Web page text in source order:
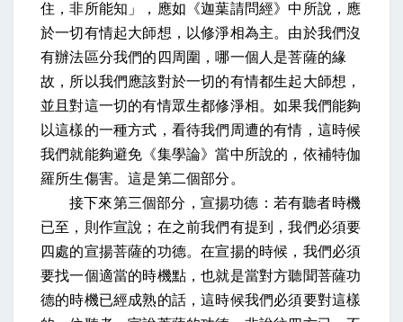
住，非所能知」，應如《迦葉請問經》中所說，應
於一切有情起大師想，以修淨相為主。由於我們沒
有辦法區分我們的四周圍，哪一個人是菩薩的緣
故，所以我們應該對於一切的有情都生起大師想，
並且對這一切的有情眾生都修淨相。如果我們能夠
以這樣的一種方式，看待我們周遭的有情，這時候
我們就能夠避免《集學論》當中所說的，依補特伽
羅所生傷害。這是第二個部分。
接下來第三個部分，宣揚功德：若有聽者時機
已至，則作宣說；在之前我們有提到，我們必須要
四處的宣揚菩薩的功德。在宣揚的時候，我們必須
要找一個適當的時機點，也就是當對方聽聞菩薩功
德的時機已經成熟的話，這時候我們必須要對這樣